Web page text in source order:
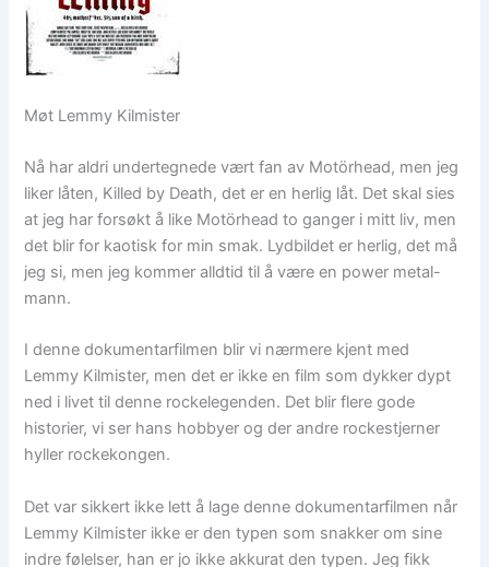
Møt Lemmy Kilmister
Nå har aldri undertegnede vært fan av Motörhead, men jeg
liker låten, Killed by Death, det er en herlig låt. Det skal sies
at jeg har forsøkt å like Motörhead to ganger i mitt liv, men
det blir for kaotisk for min smak. Lydbildet er herlig, det må
jeg si, men jeg kommer alldtid til å være en power metal-
mann.
I denne dokumentarfilmen blir vi nærmere kjent med
Lemmy Kilmister, men det er ikke en film som dykker dypt
ned i livet til denne rockelegenden. Det blir flere gode
historier, vi ser hans hobbyer og der andre rockestjerner
hyller rockekongen.
Det var sikkert ikke lett å lage denne dokumentarfilmen når
Lemmy Kilmister ikke er den typen som snakker om sine
indre følelser, han er jo ikke akkurat den typen. Jeg fikk